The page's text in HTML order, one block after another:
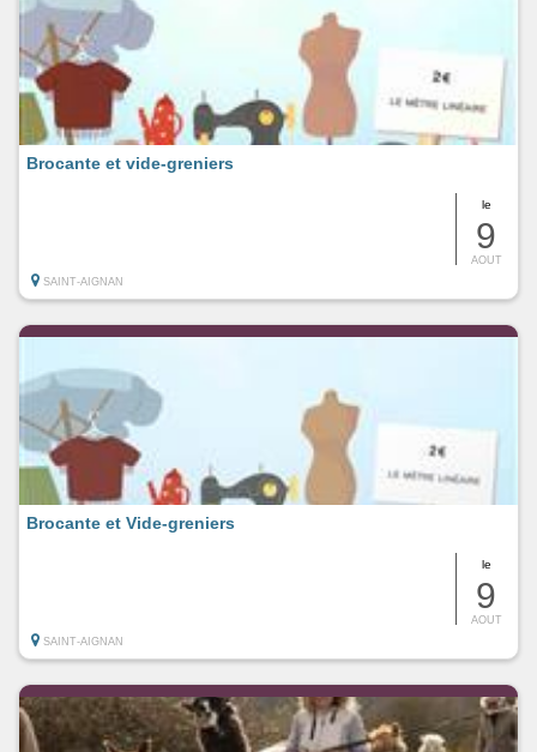
le
9
AOUT
Brocante et vide-greniers
SAINT-AIGNAN
le
9
AOUT
Brocante et Vide-greniers
SAINT-AIGNAN